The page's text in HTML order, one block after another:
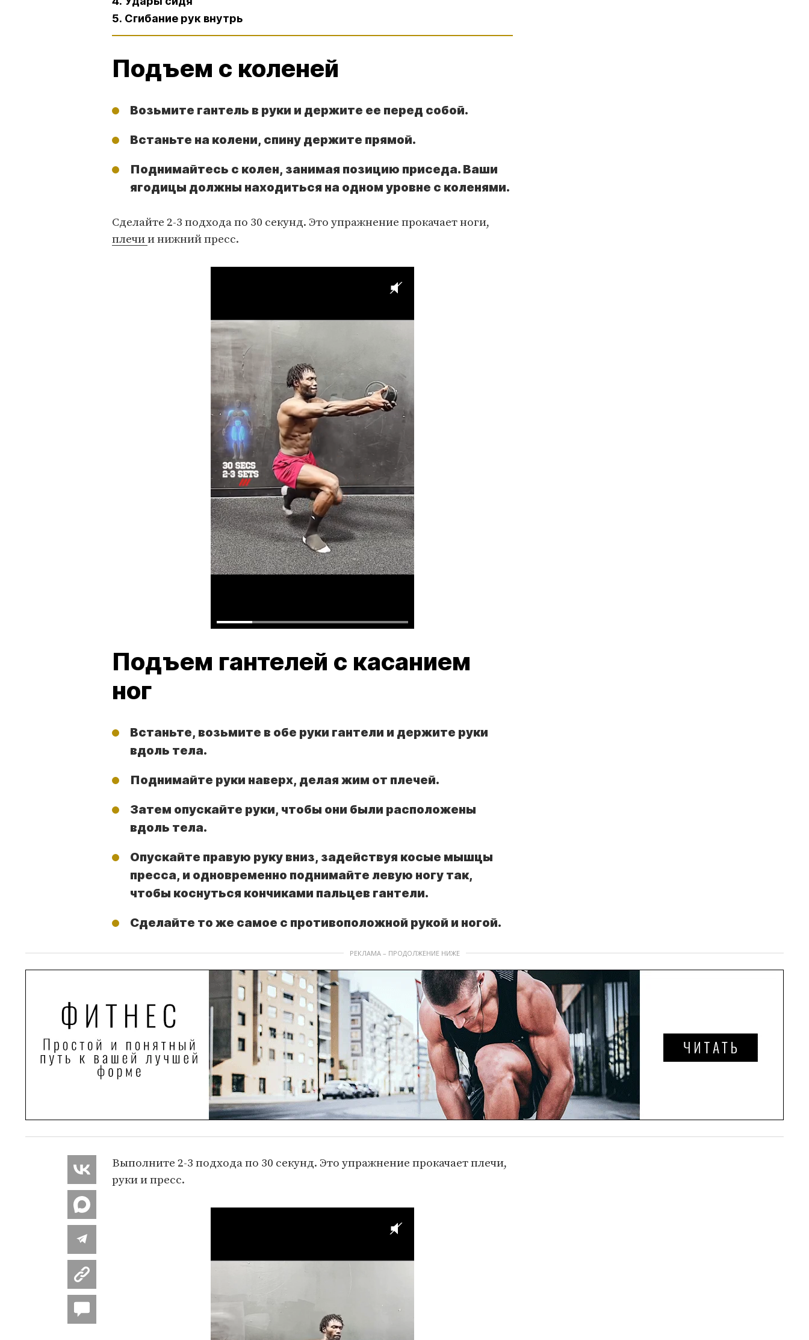
5. Сгибание рук внутрь
Подъем с коленей
Возьмите гантель в руки и держите ее перед собой.
Встаньте на колени, спину держите прямой.
Поднимайтесь с колен, занимая позицию приседа. Ваши
ягодицы должны находиться на одном уровне с коленями.
Сделайте 2-3 подхода по 30 секунд. Это упражнение прокачает ноги,
плечии нижний пресс.
Подъем гантелей с касанием
ног
Встаньте, возьмите в обе руки гантели и держите руки
вдоль тела.
Поднимайте руки наверх, делая жим от плечей.
Затем опускайте руки, чтобы они были расположены
вдоль тела.
Опускайте правую руку вниз, задействуя косые мышцы
пресса, и одновременно поднимайте левую ногу так,
чтобы коснуться кончиками пальцев гантели.
Сделайте то же самое с противоположной рукой и ногой.
РЕКЛАМА – ПРОДОЛЖЕНИЕ НИЖЕ
Выполните 2-3 подхода по 30 секунд. Это упражнение прокачает плечи,
руки и пресс.